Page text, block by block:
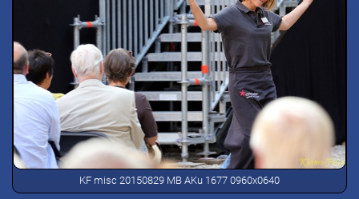
KF misc 20150829 MB AKu 1677 0960x0640